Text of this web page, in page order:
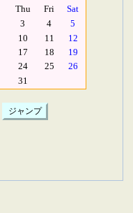
Thu Fri
Sat
3 4
5
10 11
12
17 18
19
24 25
26
31